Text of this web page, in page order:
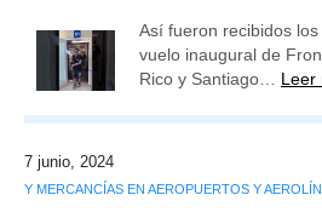
Así fueron recibidos
vuelo inaugural de
Rico y Santiago… Leer
7 junio, 2024
Y MERCANCÍAS EN AEROPUERTOS Y